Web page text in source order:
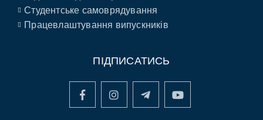
Студентське самоврядування
Працевлаштування випускників
ПІДПИСАТИСЬ